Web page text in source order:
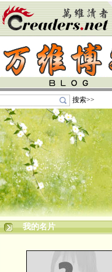
搜索>>
我的名片